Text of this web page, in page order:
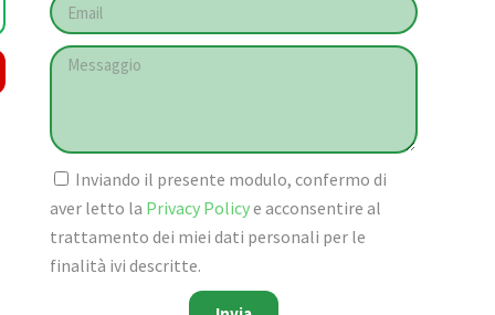
Inviando il presente modulo, confermo di
aver letto la Privacy Policye acconsentire al
trattamento dei miei dati personali per le
finalità ivi descritte.